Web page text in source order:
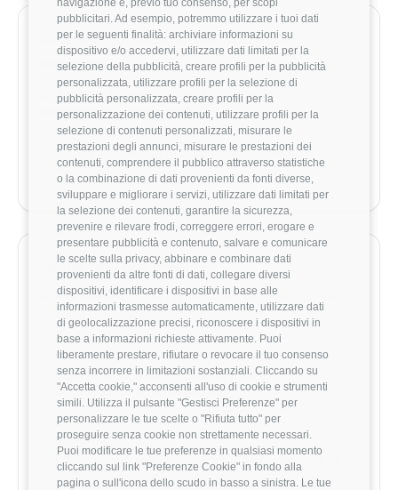
pubblicitari. Ad esempio, potremmo utilizzare i tuoi dati
per le seguenti finalità: archiviare informazioni su
dispositivo e/o accedervi, utilizzare dati limitati per la
selezione della pubblicità, creare profili per la pubblicità
personalizzata, utilizzare profili per la selezione di
pubblicità personalizzata, creare profili per la
personalizzazione dei contenuti, utilizzare profili per la
selezione di contenuti personalizzati, misurare le
prestazioni degli annunci, misurare le prestazioni dei
contenuti, comprendere il pubblico attraverso statistiche
o la combinazione di dati provenienti da fonti diverse,
sviluppare e migliorare i servizi, utilizzare dati limitati per
la selezione dei contenuti, garantire la sicurezza,
prevenire e rilevare frodi, correggere errori, erogare e
presentare pubblicità e contenuto, salvare e comunicare
le scelte sulla privacy, abbinare e combinare dati
provenienti da altre fonti di dati, collegare diversi
dispositivi, identificare i dispositivi in base alle
informazioni trasmesse automaticamente, utilizzare dati
di geolocalizzazione precisi, riconoscere i dispositivi in
base a informazioni richieste attivamente. Puoi
liberamente prestare, rifiutare o revocare il tuo consenso
senza incorrere in limitazioni sostanziali. Cliccando su
"Accetta cookie," acconsenti all'uso di cookie e strumenti
simili. Utilizza il pulsante "Gestisci Preferenze" per
personalizzare le tue scelte o "Rifiuta tutto" per
proseguire senza cookie non strettamente necessari.
Puoi modificare le tue preferenze in qualsiasi momento
cliccando sul link "Preferenze Cookie" in fondo alla
pagina o sull'icona dello scudo in basso a sinistra. Le tue
Aziende che assumono Software
Architect
Link rapidi alle aziende con offerte aperte o dati
disponibili per questo ruolo.
Esplora le offerte di lavoro per Software
Architect
Guide utili per crescere
Articoli selezionati per approfondire stipendio, carriera e
mercato per questo ruolo.
CARRIERA
Software Architect: guida al ruolo,
competenze e retribuzione
STIPENDI
Lo stipendio dei Sofware-Architect per anni di
esperienza